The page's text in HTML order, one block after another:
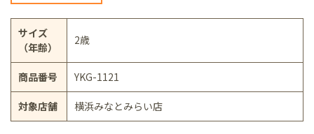
サイズ
（年齢）
2歳
商品番号 YKG-1121
対象店舗 横浜みなとみらい店